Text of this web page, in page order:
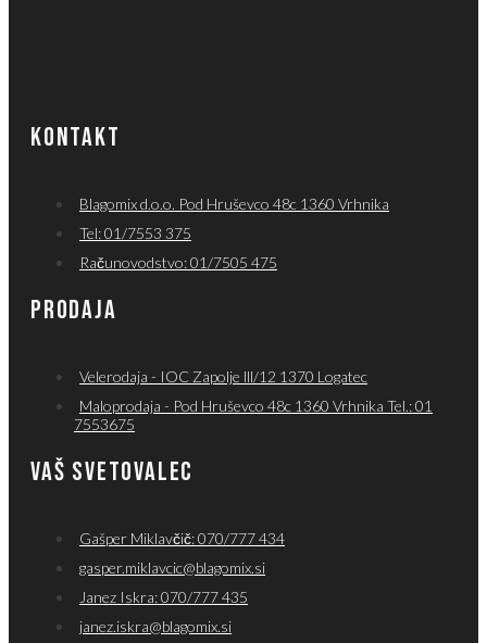
KONTAKT
Blagomix d.o.o. Pod Hruševco 48c 1360 Vrhnika
Tel: 01/7553 375
Računovodstvo: 01/7505 475
PRODAJA
Velerodaja - IOC Zapolje lll/12 1370 Logatec
Maloprodaja - Pod Hruševco 48c 1360 Vrhnika Tel.: 01
7553675
VAŠ SVETOVALEC
Gašper Miklavčič: 070/777 434
gasper.miklavcic@blagomix.si
Janez Iskra: 070/777 435
janez.iskra@blagomix.si